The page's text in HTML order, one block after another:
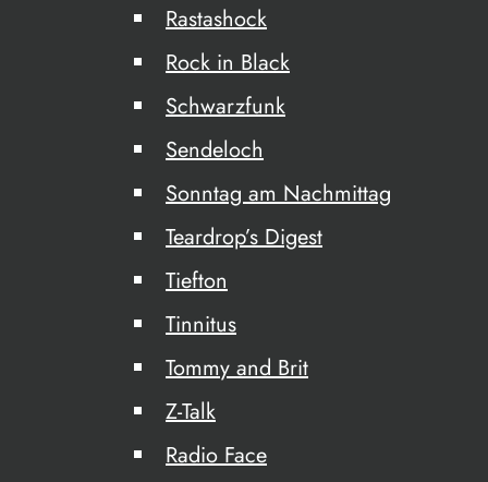
Rastashock
Rock in Black
Schwarzfunk
Sendeloch
Sonntag am Nachmittag
Teardrop’s Digest
Tiefton
Tinnitus
Tommy and Brit
Z-Talk
Radio Face